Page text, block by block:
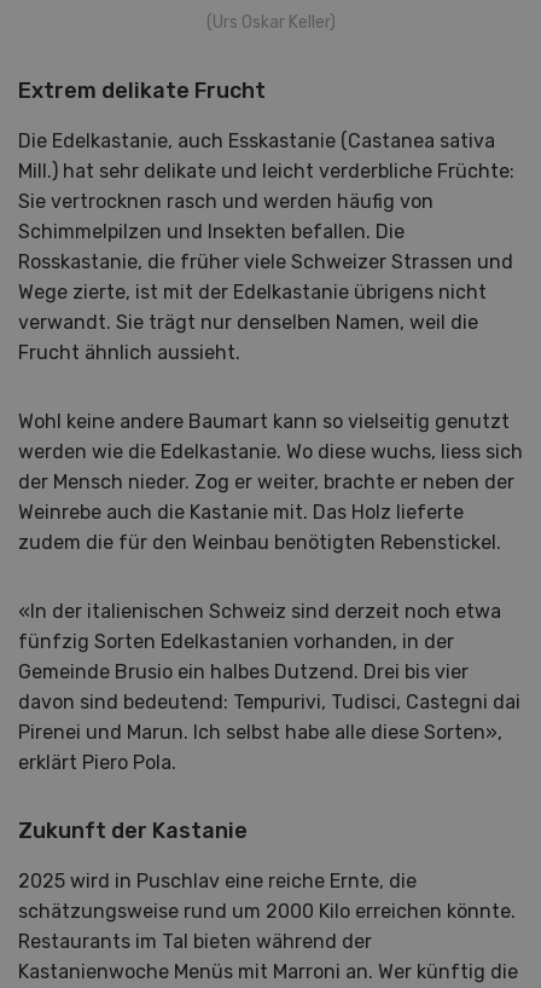
(Urs Oskar Keller)
Extrem delikate Frucht
Die Edelkastanie, auch Esskastanie (Castanea sativa
Mill.) hat sehr delikate und leicht verderbliche Früchte:
Sie vertrocknen rasch und werden häufig von
Schimmelpilzen und Insekten befallen. Die
Rosskastanie, die früher viele Schweizer Strassen und
Wege zierte, ist mit der Edelkastanie übrigens nicht
verwandt. Sie trägt nur denselben Namen, weil die
Frucht ähnlich aussieht.
Wohl keine andere Baumart kann so vielseitig genutzt
werden wie die Edelkastanie. Wo diese wuchs, liess sich
der Mensch nieder. Zog er weiter, brachte er neben der
Weinrebe auch die Kastanie mit. Das Holz lieferte
zudem die für den Weinbau benötigten Rebenstickel.
«In der italienischen Schweiz sind derzeit noch etwa
fünfzig Sorten Edelkastanien vorhanden, in der
Gemeinde Brusio ein halbes Dutzend. Drei bis vier
davon sind bedeutend: Tempurivi, Tudisci, Castegni dai
Pirenei und Marun. Ich selbst habe alle diese Sorten»,
erklärt Piero Pola.
Zukunft der Kastanie
2025 wird in Puschlav eine reiche Ernte, die
schätzungsweise rund um 2000 Kilo erreichen könnte.
Restaurants im Tal bieten während der
Kastanienwoche Menüs mit Marroni an. Wer künftig die